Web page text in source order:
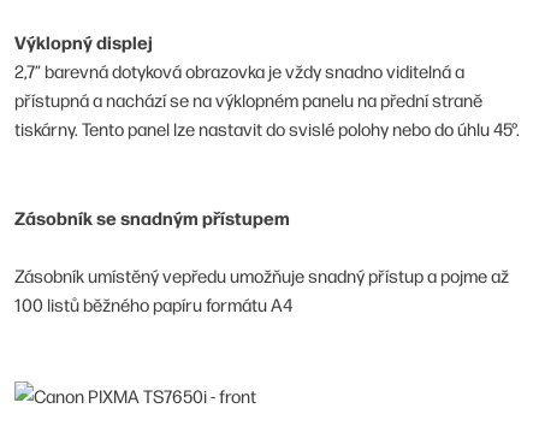
Výklopný displej
2,7” barevná dotyková obrazovka je vždy snadno viditelná a
přístupná a nachází se na výklopném panelu na přední straně
tiskárny. Tento panel lze nastavit do svislé polohy nebo do úhlu 45°.
Zásobník se snadným přístupem
Zásobník umístěný vepředu umožňuje snadný přístup a pojme až
100 listů běžného papíru formátu A4